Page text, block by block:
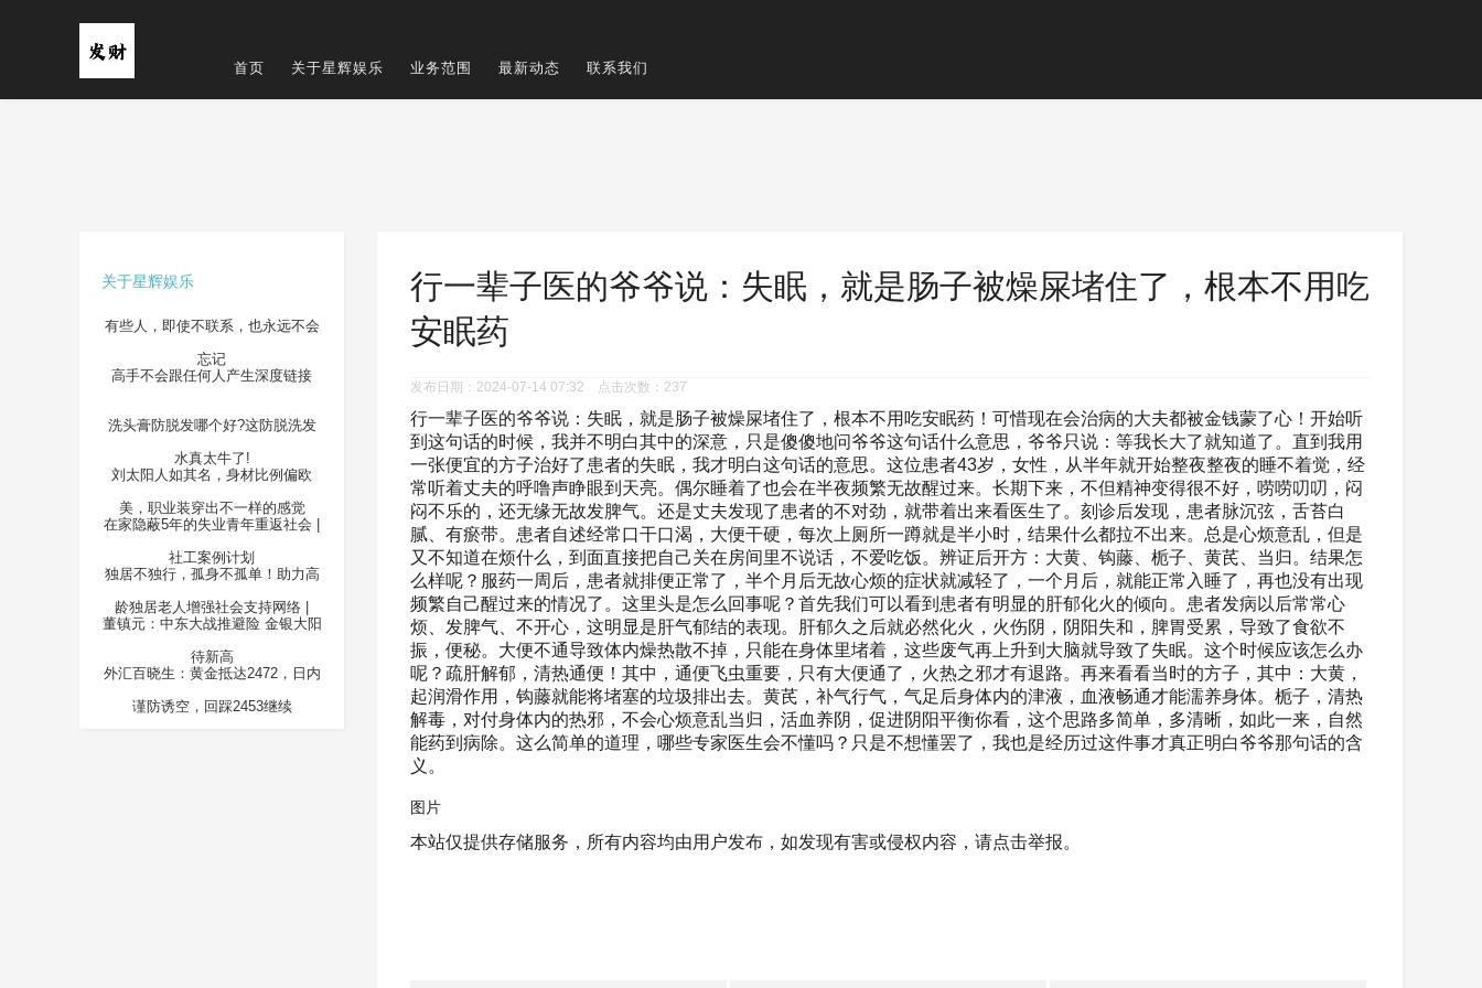
首页 关于星辉娱乐 业务范围 最新动态 联系我们
关于星辉娱乐
有些人，即使不联系，也永远不会
忘记
高手不会跟任何人产生深度链接
洗头膏防脱发哪个好?这防脱洗发
水真太牛了!
刘太阳人如其名，身材比例偏欧
美，职业装穿出不一样的感觉
在家隐蔽5年的失业青年重返社会 |
社工案例计划
独居不独行，孤身不孤单！助力高
龄独居老人增强社会支持网络 |
董镇元：中东大战推避险 金银大阳
待新高
外汇百晓生：黄金抵达2472，日内
谨防诱空，回踩2453继续
行一辈子医的爷爷说：失眠，就是肠子被燥屎堵住了，根本不用吃
安眠药
发布日期：2024-07-14 07:32 点击次数：237
行一辈子医的爷爷说：失眠，就是肠子被燥屎堵住了，根本不用吃安眠药！可惜现在会治病的大夫都被金钱蒙了心！开始听
到这句话的时候，我并不明白其中的深意，只是傻傻地问爷爷这句话什么意思，爷爷只说：等我长大了就知道了。直到我用
一张便宜的方子治好了患者的失眠，我才明白这句话的意思。这位患者43岁，女性，从半年就开始整夜整夜的睡不着觉，经
常听着丈夫的呼噜声睁眼到天亮。偶尔睡着了也会在半夜频繁无故醒过来。长期下来，不但精神变得很不好，唠唠叨叨，闷
闷不乐的，还无缘无故发脾气。还是丈夫发现了患者的不对劲，就带着出来看医生了。刻诊后发现，患者脉沉弦，舌苔白
腻、有瘀带。患者自述经常口干口渴，大便干硬，每次上厕所一蹲就是半小时，结果什么都拉不出来。总是心烦意乱，但是
又不知道在烦什么，到面直接把自己关在房间里不说话，不爱吃饭。辨证后开方：大黄、钩藤、栀子、黄芪、当归。结果怎
么样呢？服药一周后，患者就排便正常了，半个月后无故心烦的症状就减轻了，一个月后，就能正常入睡了，再也没有出现
频繁自己醒过来的情况了。这里头是怎么回事呢？首先我们可以看到患者有明显的肝郁化火的倾向。患者发病以后常常心
烦、发脾气、不开心，这明显是肝气郁结的表现。肝郁久之后就必然化火，火伤阴，阴阳失和，脾胃受累，导致了食欲不
振，便秘。大便不通导致体内燥热散不掉，只能在身体里堵着，这些废气再上升到大脑就导致了失眠。这个时候应该怎么办
呢？疏肝解郁，清热通便！其中，通便飞虫重要，只有大便通了，火热之邪才有退路。再来看看当时的方子，其中：大黄，
起润滑作用，钩藤就能将堵塞的垃圾排出去。黄芪，补气行气，气足后身体内的津液，血液畅通才能濡养身体。栀子，清热
解毒，对付身体内的热邪，不会心烦意乱当归，活血养阴，促进阴阳平衡你看，这个思路多简单，多清晰，如此一来，自然
能药到病除。这么简单的道理，哪些专家医生会不懂吗？只是不想懂罢了，我也是经历过这件事才真正明白爷爷那句话的含
义。
图片
本站仅提供存储服务，所有内容均由用户发布，如发现有害或侵权内容，请点击举报。